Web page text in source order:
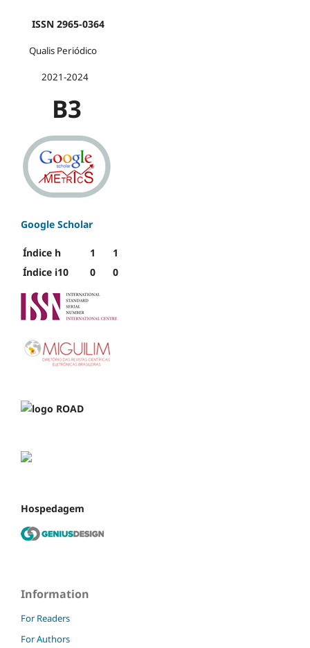
ISSN 2965-0364
Qualis Periódico
2021-2024
B3
Google Scholar
Índice h 1
1
Índice i10
0 0
Hospedagem
Information
For Readers
For Authors